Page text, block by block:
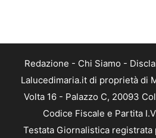
Redazione - Chi Siamo -
Lalucedimaria.it di proprietà di
Volta 16 - Palazzo C, 20093
Codice Fiscale e Partita
Testata Giornalistica